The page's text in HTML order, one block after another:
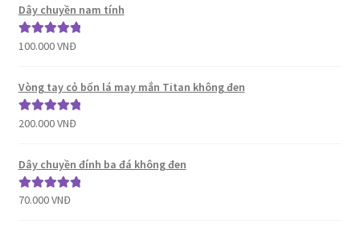
Dây chuyền nam tính
Được xếp
sao
100.000VNĐ
Vòng tay cỏ bốn lá may mắn Titan không đen
Được xếp
sao
200.000VNĐ
Dây chuyền đính ba đá không đen
Được xếp
70.000VNĐ